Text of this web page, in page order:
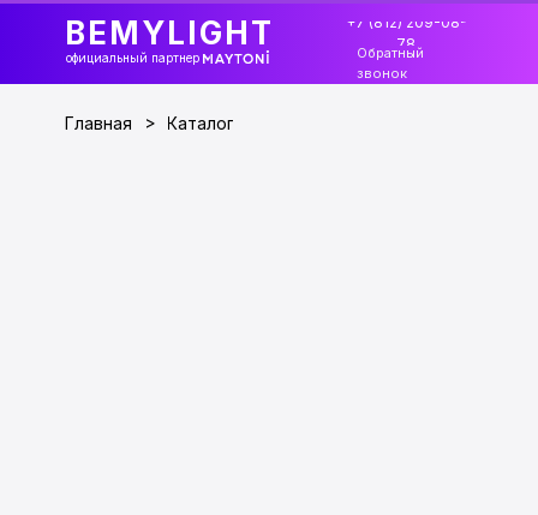
официальный партнер
BEMYLIGHT
+7 (812) 209-08-
78
Обратный
звонок
Каталог
Главная >